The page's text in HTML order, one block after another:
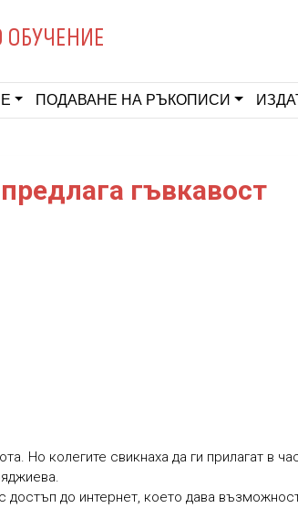
ПОДАВАНЕ НА РЪКОПИСИ
гъвкавост
Но колегите свикнаха да ги прилагат в
до интернет, което дава